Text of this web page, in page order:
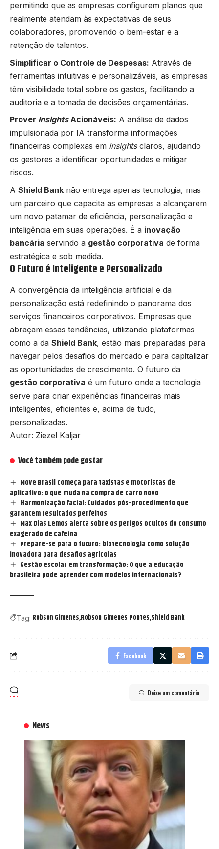
permitindo que as empresas configurem planos que
realmente atendam às expectativas de seus
colaboradores, promovendo o bem-estar e a
retenção de talentos.
Simplificar o Controle de Despesas: Através de
ferramentas intuitivas e personalizáveis, as empresas
têm visibilidade total sobre os gastos, facilitando a
auditoria e a tomada de decisões orçamentárias.
Prover InsightsAcionáveis: A análise de dados
impulsionada por IA transforma informações
financeiras complexas em insightsclaros, ajudando
os gestores a identificar oportunidades e mitigar
riscos.
A Shield Bank não entrega apenas tecnologia, mas
um parceiro que capacita as empresas a alcançarem
um novo patamar de eficiência, personalização e
inteligência em suas operações. É a inovação
bancária servindo a gestão corporativa de forma
estratégica e sob medida.
O Futuro é Inteligente e Personalizado
A convergência da inteligência artificial e da
personalização está redefinindo o panorama dos
serviços financeiros corporativos. Empresas que
abraçam essas tendências, utilizando plataformas
como a da Shield Bank, estão mais preparadas para
navegar pelos desafios do mercado e para capitalizar
as oportunidades de crescimento. O futuro da
gestão corporativa é um futuro onde a tecnologia
serve para criar experiências financeiras mais
inteligentes, eficientes e, acima de tudo,
personalizadas.
Autor: Ziezel Kaljar
Você também pode gostar
Move Brasil começa para taxistas e motoristas de
aplicativo: o que muda na compra de carro novo
Harmonização facial: Cuidados pós-procedimento que
garantem resultados perfeitos
Max Dias Lemos alerta sobre os perigos ocultos do consumo
exagerado de cafeína
Prepare-se para o futuro: biotecnologia como solução
inovadora para desafios agrícolas
Gestão escolar em transformação: O que a educação
brasileira pode aprender com modelos internacionais?
Tag: Robson Gimenes Robson Gimenes Pontes Shield Bank
Facebook
Deixe um comentário
News